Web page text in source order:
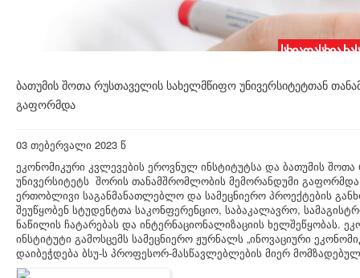
სხვადასხვა
ბათუმის შოთა რუსთაველის სახელმწიფო უნივერსიტეტთან
გაფორმდა
03 თებერვალი 2023 წ
ეკონომიკური კვლევების ეროვნულ ინსტიტუტსა და ბათუმის
უნივერსიტეტს შორის თანამშრომლობის მემორანდუმი
ერთობლივი საგანმანათლებლო და სამეცნიერო პროექტების
შეუწყობენ სტუდენტთა საკონფერენციო, საბაკალავრო,
ნაწილის ჩატარებას და ინტერნაციონალიზაციის ხელშეწყობას.
ინსტიტუტი გამოსცემს სამეცნიერო ჟურნალს „ინოვაციური
დაიბეჭდება ბსუ-ს პროფესორ-მასწავლებლების მიერ